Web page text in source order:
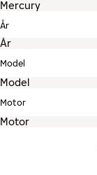
År
Model
Motor